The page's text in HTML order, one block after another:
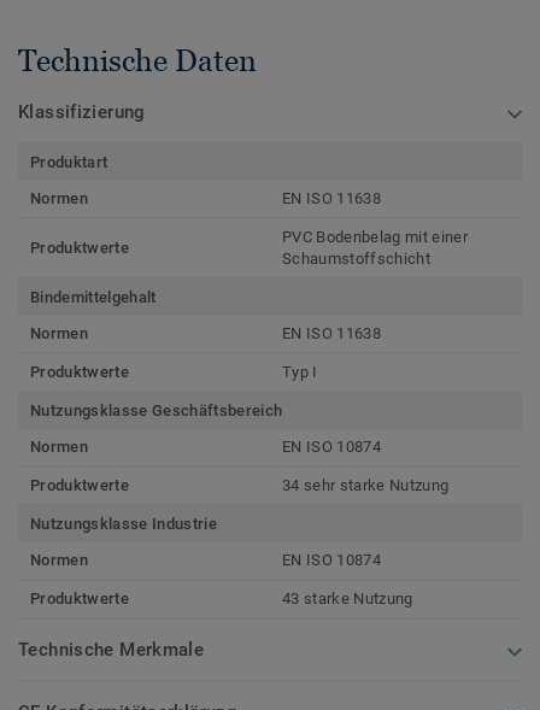
Technische Daten
Klassifizierung
Produktart
Normen
EN ISO 11638
Produktwerte
PVC Bodenbelag mit einer
Schaumstoffschicht
Bindemittelgehalt
Normen
EN ISO 11638
Produktwerte Typ I
Nutzungsklasse Geschäftsbereich
Normen
EN ISO 10874
Produktwerte 34 sehr starke Nutzung
Nutzungsklasse Industrie
Normen
EN ISO 10874
Produktwerte 43 starke Nutzung
Technische Merkmale